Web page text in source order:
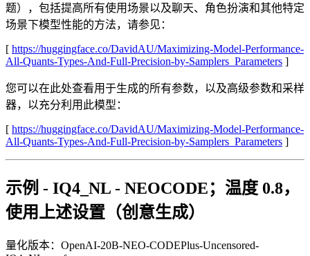
题），包括提高所有使用场景以及聊天、角色扮演和其他特定
场景下模型性能的方法，请参见：
[ https://huggingface.co/DavidAU/Maximizing-Model-Performance-
All-Quants-Types-And-Full-Precision-by-Samplers_Parameters ]
您可以在此处查看用于生成的所有参数，以及高级参数和采样
器，以充分利用此模型：
[ https://huggingface.co/DavidAU/Maximizing-Model-Performance-
All-Quants-Types-And-Full-Precision-by-Samplers_Parameters ]
示例 - IQ4_NL - NEOCODE；温度 0.8，
使用上述设置（创意生成）
量化版本：OpenAI-20B-NEO-CODEPlus-Uncensored-